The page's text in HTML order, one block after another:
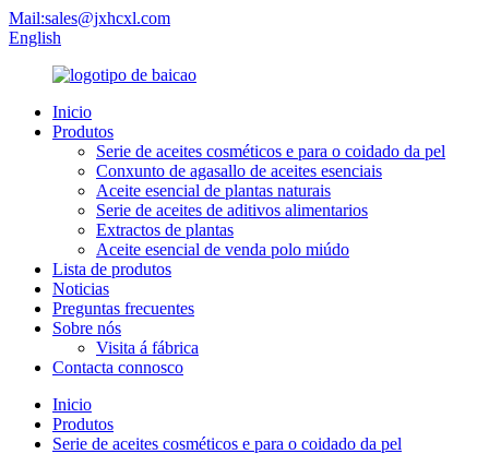
Mail:sales@jxhcxl.com
English
Inicio
Produtos
Serie de aceites cosméticos e para o coidado da pel
Conxunto de agasallo de aceites esenciais
Aceite esencial de plantas naturais
Serie de aceites de aditivos alimentarios
Extractos de plantas
Aceite esencial de venda polo miúdo
Lista de produtos
Noticias
Preguntas frecuentes
Sobre nós
Visita á fábrica
Contacta connosco
Inicio
Produtos
Serie de aceites cosméticos e para o coidado da pel